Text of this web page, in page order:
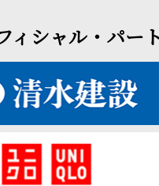
ィシャル・パー